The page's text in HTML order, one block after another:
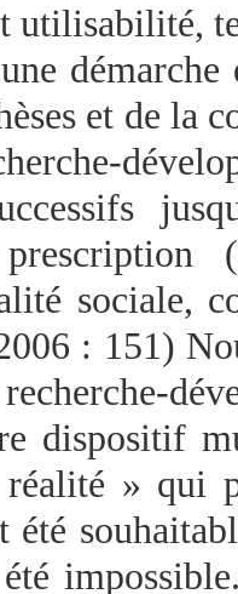
utilisabilité,
et de la
sociale,
: 151)
dispositif
» qui